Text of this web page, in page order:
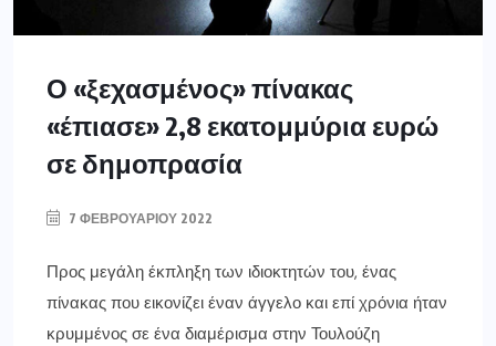
Ο «ξεχασμένος» πίνακας
«έπιασε» 2,8 εκατομμύρια ευρώ
σε δημοπρασία
7 ΦΕΒΡΟΥΑΡΊΟΥ 2022
Προς μεγάλη έκπληξη των ιδιοκτητών του, ένας
πίνακας που εικονίζει έναν άγγελο και επί χρόνια ήταν
κρυμμένος σε ένα διαμέρισμα στην Τουλούζη